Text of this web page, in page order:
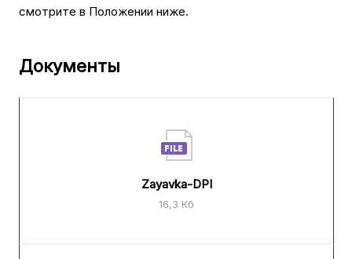
смотрите в Положении ниже.
Документы
Zayavka-DPI
16,3 Кб